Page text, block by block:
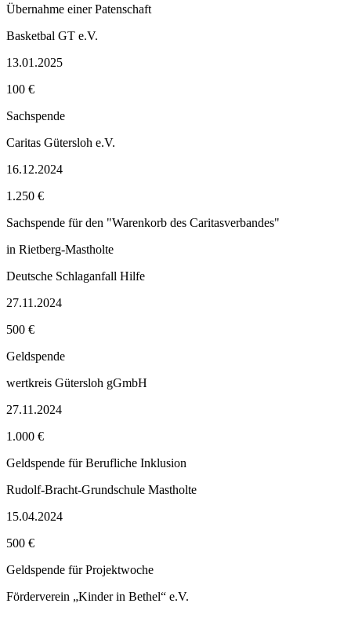
Übernahme einer Patenschaft
Basketbal GT e.V.
13.01.2025
100 €
Sachspende
Caritas Gütersloh e.V.
16.12.2024
1.250 €
Sachspende für den "Warenkorb des Caritasverbandes"
in Rietberg-Mastholte
Deutsche Schlaganfall Hilfe
27.11.2024
500 €
Geldspende
wertkreis Gütersloh gGmbH
27.11.2024
1.000 €
Geldspende für Berufliche Inklusion
Rudolf-Bracht-Grundschule Mastholte
15.04.2024
500 €
Geldspende für Projektwoche
Förderverein „Kinder in Bethel“ e.V.